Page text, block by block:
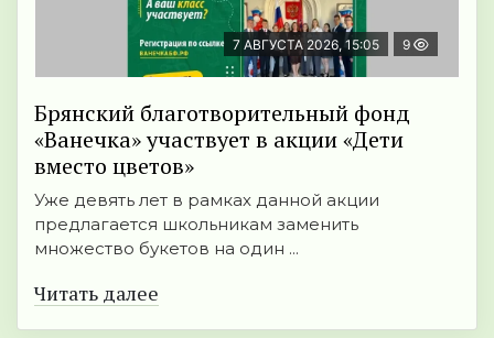
7 АВГУСТА 2026, 15:05 9
Брянский благотворительный фонд
«Ванечка» участвует в акции «Дети
вместо цветов»
Уже девять лет в рамках данной акции
предлагается школьникам заменить
множество букетов на один ...
Читать далее